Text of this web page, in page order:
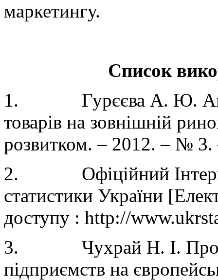
маркетингу.
Список
1. Гурєєва А. Ю.
товарів на зовнішній
розвитком. – 2012. – №
2. Офіційний
статистики України
доступу : http://
3. Чухрай Н. І.
підприємств на